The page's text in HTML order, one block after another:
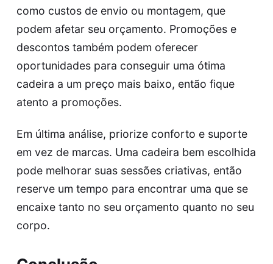
como custos de envio ou montagem, que
podem afetar seu orçamento. Promoções e
descontos também podem oferecer
oportunidades para conseguir uma ótima
cadeira a um preço mais baixo, então fique
atento a promoções.
Em última análise, priorize conforto e suporte
em vez de marcas. Uma cadeira bem escolhida
pode melhorar suas sessões criativas, então
reserve um tempo para encontrar uma que se
encaixe tanto no seu orçamento quanto no seu
corpo.